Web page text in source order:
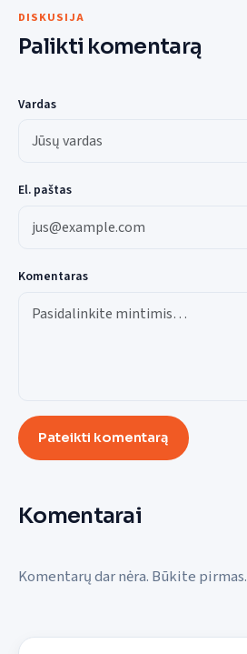
DISKUSIJA
Palikti komentarą
Vardas
El. paštas
Komentaras
Pateikti komentarą
Komentarai
Komentarų dar nėra. Būkite pirmas.